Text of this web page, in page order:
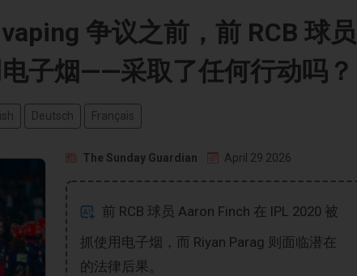
争议之前，前 RCB 球员
子烟——采取了任何行动吗？
Deutsch Français
The Sunday Guardian April 29 2026
前 RCB 球员 Aaron Finch 在 IPL 2020 被
抓使用电子烟，而 Riyan Parag 则面临潜在
的法律后果。